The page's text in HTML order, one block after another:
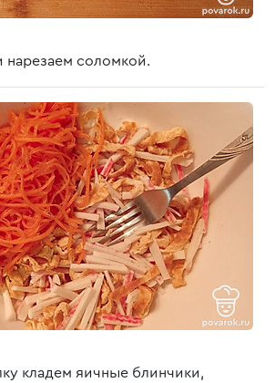
нарезаем соломкой.
кладем яичные блинчики,